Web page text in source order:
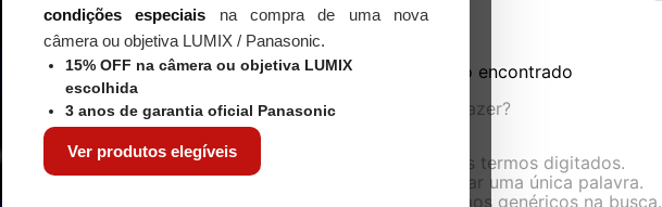
condições especiais na compra de uma nova
câmera ou objetiva LUMIX / Panasonic.
15% OFF na câmera ou objetiva LUMIX
escolhida
3 anos de garantia oficial Panasonic
Ver produtos elegíveis
OOPS!
Nenhum produto encontrado
O que eu devo fazer?
Verifique os termos digitados.
Tente utilizar uma única palavra.
Utilize termos genéricos na busca.